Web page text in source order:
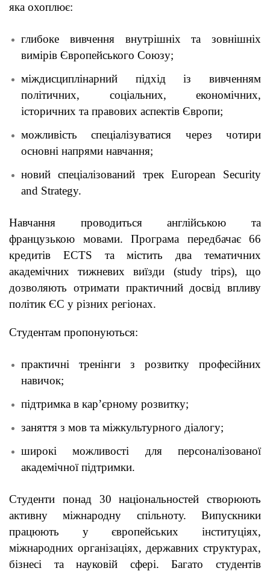
яка охоплює:
глибоке вивчення внутрішніх та зовнішніх
вимірів Європейського Союзу;
міждисциплінарний підхід із вивченням
політичних, соціальних, економічних,
історичних та правових аспектів Європи;
можливість спеціалізуватися через чотири
основні напрями навчання;
новий спеціалізований трек European Security
and Strategy.
Навчання проводиться англійською та
французькою мовами. Програма передбачає 66
кредитів ECTS та містить два тематичних
академічних тижневих виїзди (study trips), що
дозволяють отримати практичний досвід впливу
політик ЄС у різних регіонах.
Студентам пропонуються:
практичні тренінги з розвитку професійних
навичок;
підтримка в кар’єрному розвитку;
заняття з мов та міжкультурного діалогу;
широкі можливості для персоналізованої
академічної підтримки.
Студенти понад 30 національностей створюють
активну міжнародну спільноту. Випускники
працюють у європейських інституціях,
міжнародних організаціях, державних структурах,
бізнесі та науковій сфері. Багато студентів